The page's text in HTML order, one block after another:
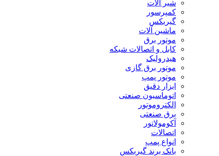
شیر آلات
کمپرسور
گیربکس
ماشین آلات
موتور برق
کابل و اتصالات شبکه
هیدرولیک
موتور برق گازی
موتور پمپ
ابزار دقیق
اتوماسیون صنعتی
الکتروموتور
برق صنعتی
آکومولاتور
اتصالات
انواع پمپ
بانک برند گیربکس